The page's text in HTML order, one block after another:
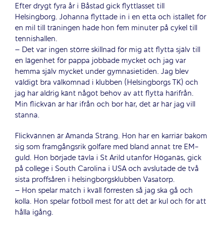
Efter drygt fyra år i Båstad gick flyttlasset till
Helsingborg. Johanna flyttade in i en etta och istället för
en mil till träningen hade hon fem minuter på cykel till
tennishallen.
– Det var ingen större skillnad för mig att flytta själv till
en lägenhet för pappa jobbade mycket och jag var
hemma själv mycket under gymnasietiden. Jag blev
väldigt bra välkomnad i klubben (Helsingborgs TK) och
jag har aldrig känt något behov av att flytta härifrån.
Min flickvän är här ifrån och bor här, det är här jag vill
stanna.
Flickvännen är Amanda Sträng. Hon har en karriär bakom
sig som framgångsrik golfare med bland annat tre EM-
guld. Hon började tävla i St Arild utanför Höganäs, gick
på college i South Carolina i USA och avslutade de två
sista proffsåren i helsingborgsklubben Vasatorp.
– Hon spelar match i kväll förresten så jag ska gå och
kolla. Hon spelar fotboll mest för att det är kul och för att
hålla igång.